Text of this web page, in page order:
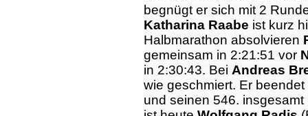
begnügt er sich mit 2
Katharina Raabe ist kurz
Halbmarathon absolvieren
gemeinsam in 2:21:51 vor
in 2:30:43. Bei Andreas
wie geschmiert. Er
und seinen 546.